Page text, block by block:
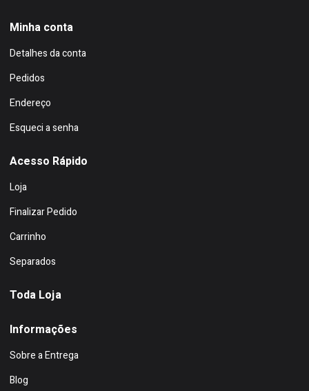
Minha conta
Detalhes da conta
Pedidos
Endereço
Esqueci a senha
Acesso Rápido
Loja
Finalizar Pedido
Carrinho
Separados
Toda Loja
Informações
Sobre a Entrega
Blog